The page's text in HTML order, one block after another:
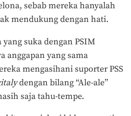
sebab mereka hanyalah
mendukung dengan hati.
suka dengan PSIM
anggapan yang sama
mengasihani suporter PSS
dengan bilang “Ale-ale”
saja tahu-tempe.